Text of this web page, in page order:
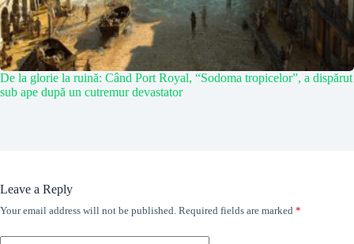
De la glorie la ruină: Când Port Royal, “Sodoma tropicelor”, a dispărut
sub ape după un cutremur devastator
Leave a Reply
Your email address will not be published. Required fields are marked *